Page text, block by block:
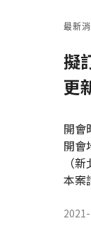
最新
擬
更
開會
開會
（
本案